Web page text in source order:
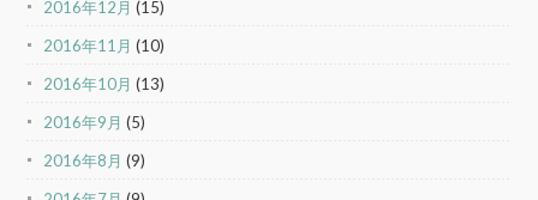
2016年12月 (15)
2016年11月 (10)
2016年10月 (13)
2016年9月 (5)
2016年8月 (9)